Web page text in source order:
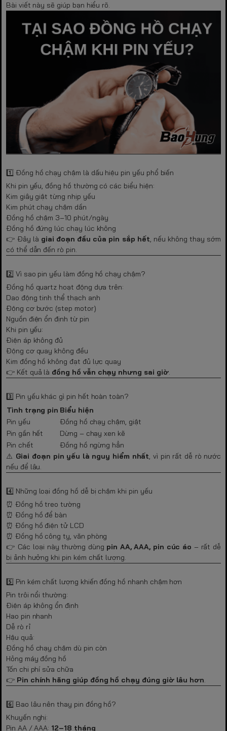
Bài viết này sẽ giúp bạn hiểu rõ.
1️⃣ Đồng hồ chạy chậm là dấu hiệu pin yếu phổ biến
Khi pin yếu, đồng hồ thường có các biểu hiện:
Kim giây giật từng nhịp yếu
Kim phút chạy chậm dần
Đồng hồ chậm 3–10 phút/ngày
Đồng hồ đứng lúc chạy lúc không
👉 Đây là giai đoạn đầu của pin sắp hết, nếu không thay sớm
có thể dẫn đến rò pin.
2️⃣ Vì sao pin yếu làm đồng hồ chạy chậm?
Đồng hồ quartz hoạt động dựa trên:
Dao động tinh thể thạch anh
Động cơ bước (step motor)
Nguồn điện ổn định từ pin
Khi pin yếu:
Điện áp không đủ
Động cơ quay không đều
Kim đồng hồ không đạt đủ lực quay
👉 Kết quả là đồng hồ vẫn chạy nhưng sai giờ.
3️⃣ Pin yếu khác gì pin hết hoàn toàn?
Tình trạng pin Biểu hiện
Pin yếu
Đồng hồ chạy chậm, giật
Pin gần hết
Dừng – chạy xen kẽ
Pin chết
Đồng hồ ngừng hẳn
⚠️ Giai đoạn pin yếu là nguy hiểm nhất, vì pin rất dễ rò nước
nếu để lâu.
4️⃣ Những loại đồng hồ dễ bị chậm khi pin yếu
⏰ Đồng hồ treo tường
⏰ Đồng hồ để bàn
⏰ Đồng hồ điện tử LCD
⏰ Đồng hồ công ty, văn phòng
👉 Các loại này thường dùng pin AA, AAA, pin cúc áo – rất dễ
bị ảnh hưởng khi pin kém chất lượng.
5️⃣ Pin kém chất lượng khiến đồng hồ nhanh chậm hơn
Pin trôi nổi thường:
Điện áp không ổn định
Hao pin nhanh
Dễ rò rỉ
Hậu quả:
Đồng hồ chạy chậm dù pin còn
Hỏng máy đồng hồ
Tốn chi phí sửa chữa
👉 Pin chính hãng giúp đồng hồ chạy đúng giờ lâu hơn.
6️⃣ Bao lâu nên thay pin đồng hồ?
Khuyến nghị:
Pin AA / AAA: 12–18 tháng